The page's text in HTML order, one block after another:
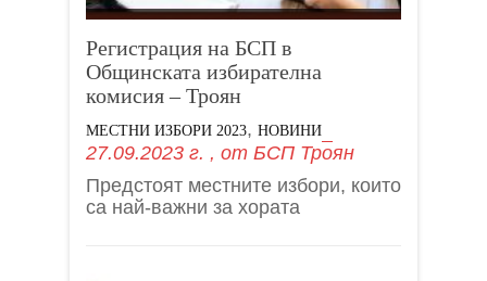
Регистрация на БСП в
Общинската избирателна
комисия – Троян
МЕСТНИ ИЗБОРИ 2023, НОВИНИ
27.09.2023 г. , от БСП Троян
Предстоят местните избори, които
са най-важни за хората